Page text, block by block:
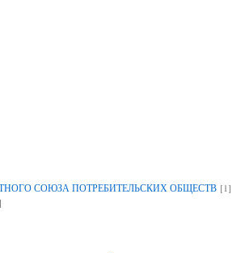
СОЮЗА ПОТРЕБИТЕЛЬСКИХ ОБЩЕСТВ [1]